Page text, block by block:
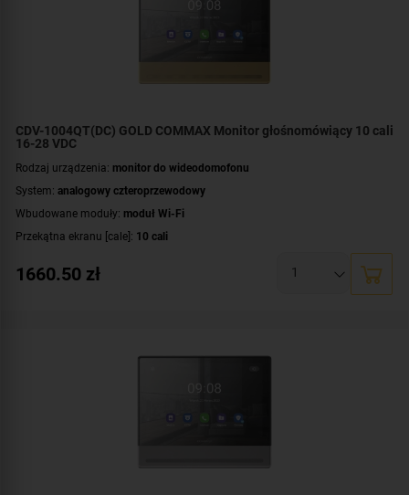
CDV-1004QT(DC) GOLD COMMAX Monitor głośnomówiący 10 cali
16-28 VDC
Rodzaj urządzenia: monitor do wideodomofonu
System: analogowy czteroprzewodowy
Wbudowane moduły: moduł Wi-Fi
Przekątna ekranu [cale]: 10 cali
Rodzaj monitora:
1660.50 zł